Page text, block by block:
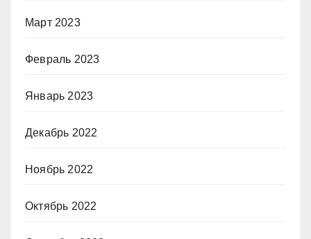
Март 2023
Февраль 2023
Январь 2023
Декабрь 2022
Ноябрь 2022
Октябрь 2022